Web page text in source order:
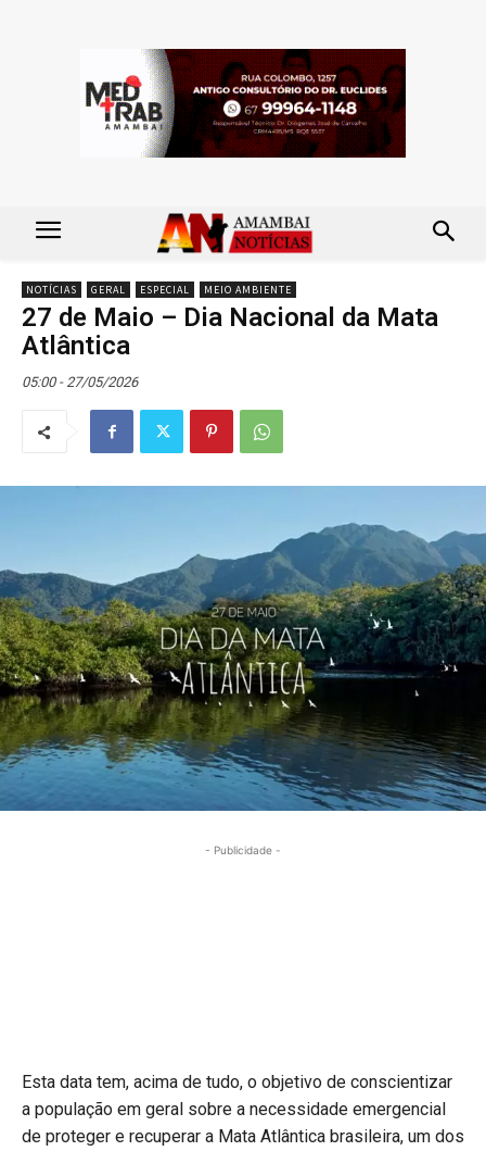
NOTÍCIAS GERAL ESPECIAL MEIO AMBIENTE
27 de Maio – Dia Nacional da Mata
Atlântica
05:00 - 27/05/2026
- Publicidade -
Esta data tem, acima de tudo, o objetivo de conscientizar
a população em geral sobre a necessidade emergencial
de proteger e recuperar a Mata Atlântica brasileira, um dos